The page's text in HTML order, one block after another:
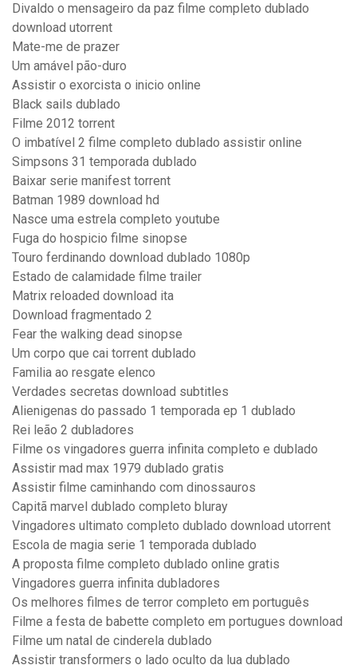
Divaldo o mensageiro da paz filme completo dublado
download utorrent
Mate-me de prazer
Um amável pão-duro
Assistir o exorcista o inicio online
Black sails dublado
Filme 2012 torrent
O imbatível 2 filme completo dublado assistir online
Simpsons 31 temporada dublado
Baixar serie manifest torrent
Batman 1989 download hd
Nasce uma estrela completo youtube
Fuga do hospicio filme sinopse
Touro ferdinando download dublado 1080p
Estado de calamidade filme trailer
Matrix reloaded download ita
Download fragmentado 2
Fear the walking dead sinopse
Um corpo que cai torrent dublado
Familia ao resgate elenco
Verdades secretas download subtitles
Alienigenas do passado 1 temporada ep 1 dublado
Rei leão 2 dubladores
Filme os vingadores guerra infinita completo e dublado
Assistir mad max 1979 dublado gratis
Assistir filme caminhando com dinossauros
Capitã marvel dublado completo bluray
Vingadores ultimato completo dublado download utorrent
Escola de magia serie 1 temporada dublado
A proposta filme completo dublado online gratis
Vingadores guerra infinita dubladores
Os melhores filmes de terror completo em português
Filme a festa de babette completo em portugues download
Filme um natal de cinderela dublado
Assistir transformers o lado oculto da lua dublado